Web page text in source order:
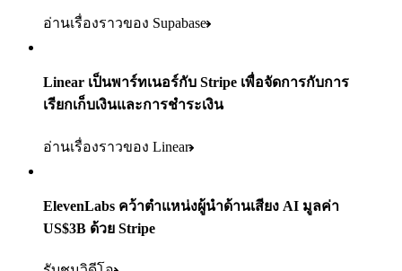
อ่านเรื่องราว
อ่านเรื่องราวของ Supabase
Linear เป็นพาร์ทเนอร์กับ Stripe เพื่อจัดการกับการ
เรียกเก็บเงินและการชำระเงิน
อ่านเรื่องราวของ Linear
ElevenLabs คว้าตำแหน่งผู้นำด้านเสียง AI มูลค่า
US$3B ด้วย Stripe